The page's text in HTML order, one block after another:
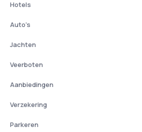
Hotels
Auto's
Jachten
Veerboten
Aanbiedingen
Verzekering
Parkeren